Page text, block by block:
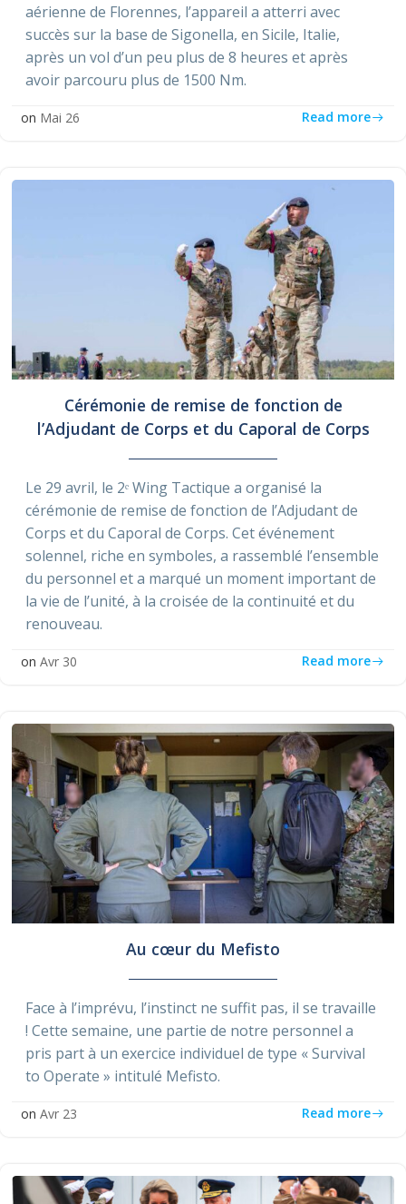
aérienne de Florennes, l’appareil a atterri avec
succès sur la base de Sigonella, en Sicile, Italie,
après un vol d’un peu plus de 8 heures et après
avoir parcouru plus de 1500 Nm.
on Mai 26 Read more
Cérémonie de remise de fonction de
l’Adjudant de Corps et du Caporal de Corps
Le 29 avril, le 2ᵉ Wing Tactique a organisé la
cérémonie de remise de fonction de l’Adjudant de
Corps et du Caporal de Corps. Cet événement
solennel, riche en symboles, a rassemblé l’ensemble
du personnel et a marqué un moment important de
la vie de l’unité, à la croisée de la continuité et du
renouveau.
on Avr 30 Read more
Au cœur du Mefisto
Face à l’imprévu, l’instinct ne suffit pas, il se travaille
! Cette semaine, une partie de notre personnel a
pris part à un exercice individuel de type « Survival
to Operate » intitulé Mefisto.
on Avr 23 Read more